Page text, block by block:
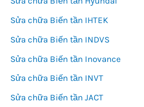
Sửa chữa Biến tần IHTEK
Sửa chữa Biến tần INDVS
Sửa chữa Biến tần Inovance
Sửa chữa Biến tần INVT
Sửa chữa Biến tần JACT